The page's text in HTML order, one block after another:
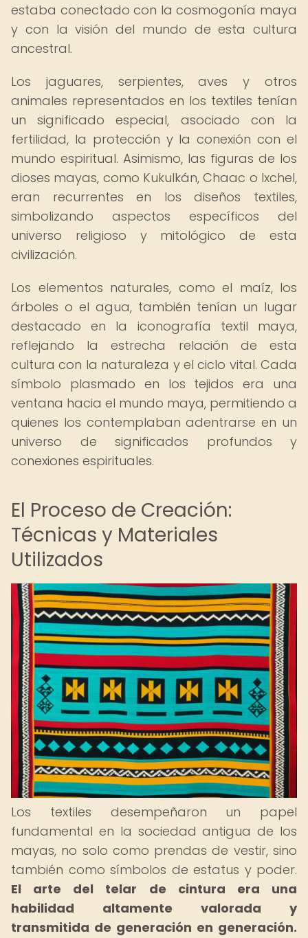
estaba conectado con la cosmogonía maya
y con la visión del mundo de esta cultura
ancestral.
Los jaguares, serpientes, aves y otros
animales representados en los textiles tenían
un significado especial, asociado con la
fertilidad, la protección y la conexión con el
mundo espiritual. Asimismo, las figuras de los
dioses mayas, como Kukulkán, Chaac o Ixchel,
eran recurrentes en los diseños textiles,
simbolizando aspectos específicos del
universo religioso y mitológico de esta
civilización.
Los elementos naturales, como el maíz, los
árboles o el agua, también tenían un lugar
destacado en la iconografía textil maya,
reflejando la estrecha relación de esta
cultura con la naturaleza y el ciclo vital. Cada
símbolo plasmado en los tejidos era una
ventana hacia el mundo maya, permitiendo a
quienes los contemplaban adentrarse en un
universo de significados profundos y
conexiones espirituales.
El Proceso de Creación:
Técnicas y Materiales
Utilizados
Los textiles desempeñaron un papel
fundamental en la sociedad antigua de los
mayas, no solo como prendas de vestir, sino
también como símbolos de estatus y poder.
El arte del telar de cintura era una
habilidad altamente valorada y
transmitida de generación en generación.